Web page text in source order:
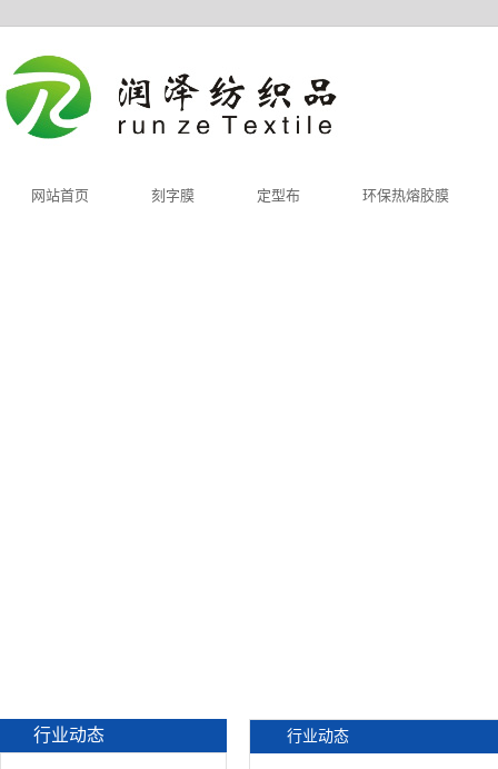
网站首页 刻字膜 定型布 环保热熔胶膜
行业动态 行业动态